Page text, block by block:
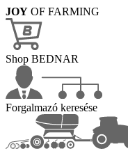
JOY OF FARMING
Shop BEDNAR
Forgalmazó keresése